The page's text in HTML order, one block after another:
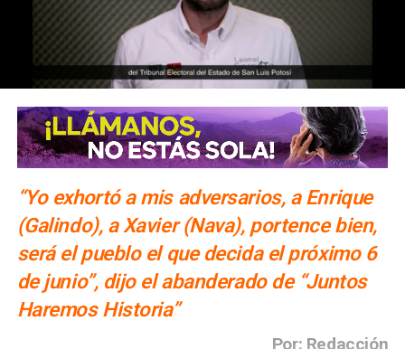
“Yo exhortó a mis adversarios, a Enrique
(Galindo), a Xavier (Nava), portence bien,
será el pueblo el que decida el próximo 6
de junio”, dijo el abanderado de “Juntos
Haremos Historia”
Por: Redacción